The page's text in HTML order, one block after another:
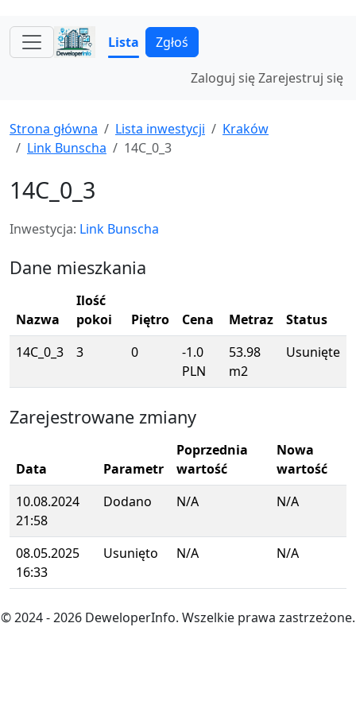
Lista Zgłoś
Zaloguj sięZarejestruj się
Strona główna Lista inwestycji
Kraków
Link Bunscha
14C_0_3
14C_0_3
Inwestycja: Link Bunscha
Dane mieszkania
Nazwa
Ilość
pokoi
Piętro Cena Metraz
Status
14C_0_3
3 0
-1.0
PLN
53.98
m2
Usunięte
Zarejestrowane zmiany
Data Parametr
Poprzednia
wartość
Nowa
wartość
10.08.2024
21:58
Dodano N/A N/A
08.05.2025
16:33
Usunięto N/A N/A
© 2024- 2026 DeweloperInfo. Wszelkie prawa zastrzeżone.